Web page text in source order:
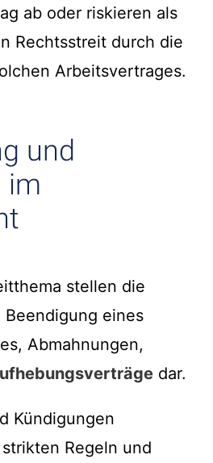
ab oder riskieren als
Rechtsstreit durch die
Arbeitsvertrages.
und
im
stellen die
eines
Abmahnungen,
dar.
Kündigungen
Regeln und